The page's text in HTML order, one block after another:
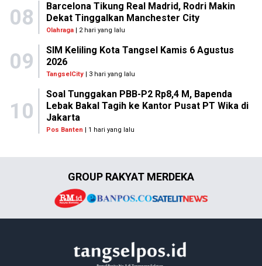
08
Barcelona Tikung Real Madrid, Rodri Makin
Dekat Tinggalkan Manchester City
Olahraga| 2 hari yang lalu
09
SIM Keliling Kota Tangsel Kamis 6 Agustus
2026
TangselCity| 3 hari yang lalu
10
Soal Tunggakan PBB-P2 Rp8,4 M, Bapenda
Lebak Bakal Tagih ke Kantor Pusat PT Wika di
Jakarta
Pos Banten | 1 hari yang lalu
GROUP RAKYAT MERDEKA